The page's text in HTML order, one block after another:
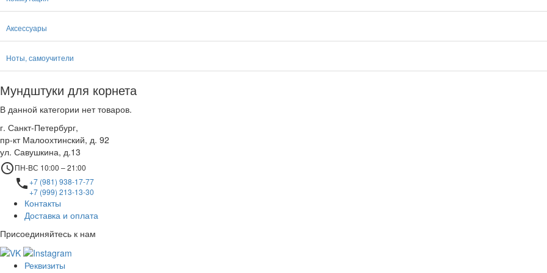
Аксессуары
Ноты, самоучители
Мундштуки для корнета
В данной категории нет товаров.
г. Санкт-Петербург,
пр-кт Малоохтинский, д. 92
ул. Савушкина, д.13
access_timeПН-ВС 10:00 – 21:00
local_phone+7 (981) 938-17-77
+7 (999) 213-13-30
Контакты
Доставка и оплата
Присоединяйтесь к нам
Реквизиты